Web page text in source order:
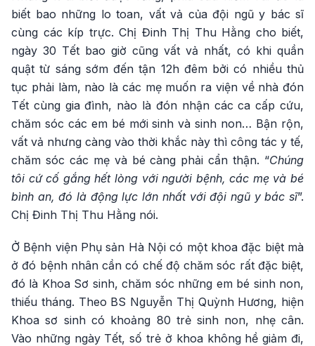
biết bao những lo toan, vất vả của đội ngũ y bác sĩ
cùng các kíp trực. Chị Đinh Thị Thu Hằng cho biết,
ngày 30 Tết bao giờ cũng vất vả nhất, có khi quần
quật từ sáng sớm đến tận 12h đêm bởi có nhiều thủ
tục phải làm, nào là các mẹ muốn ra viện về nhà đón
Tết cùng gia đình, nào là đón nhận các ca cấp cứu,
chăm sóc các em bé mới sinh và sinh non… Bận rộn,
vất vả nhưng càng vào thời khắc này thì công tác y tế,
chăm sóc các mẹ và bé càng phải cẩn thận. “Chúng
tôi cứ cố gắng hết lòng với người bệnh, các mẹ và bé
bình an, đó là động lực lớn nhất với đội ngũ y bác sĩ”.
Chị Đinh Thị Thu Hằng nói.
Ở Bệnh viện Phụ sản Hà Nội có một khoa đặc biệt mà
ở đó bệnh nhân cần có chế độ chăm sóc rất đặc biệt,
đó là Khoa Sơ sinh, chăm sóc những em bé sinh non,
thiếu tháng. Theo BS Nguyễn Thị Quỳnh Hương, hiện
Khoa sơ sinh có khoảng 80 trẻ sinh non, nhẹ cân.
Vào những ngày Tết, số trẻ ở khoa không hề giảm đi,